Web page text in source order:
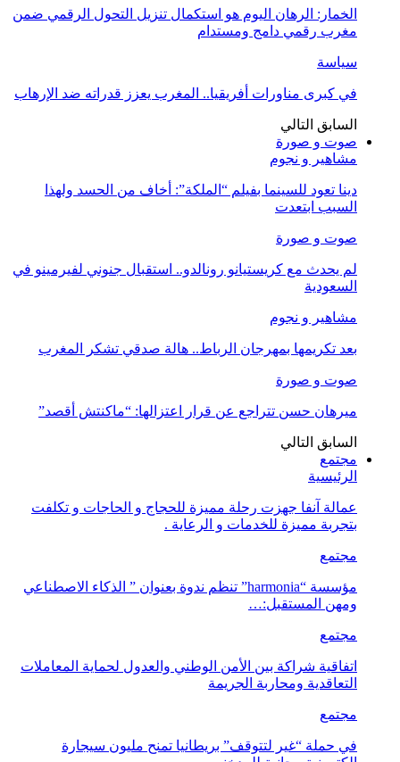
الخمار: الرهان اليوم هو استكمال تنزيل التحول الرقمي ضمن
مغرب رقمي دامج ومستدام
سياسة
في كبرى مناورات أفريقيا.. المغرب يعزز قدراته ضد الإرهاب
السابق التالي
صوت و صورة
مشاهير و نجوم
دينا تعود للسينما بفيلم “الملكة”: أخاف من الحسد ولهذا
السبب ابتعدت
صوت و صورة
لم يحدث مع كريستيانو رونالدو.. استقبال جنوني لفيرمينو في
السعودية
مشاهير و نجوم
بعد تكريمها بمهرجان الرباط.. هالة صدقي تشكر المغرب
صوت و صورة
ميرهان حسن تتراجع عن قرار اعتزالها: “ماكنتش أقصد”
السابق التالي
مجتمع
الرئيسية
عمالة آنفا جهزت رحلة مميزة للحجاج و الحاجات و تكلفت
بتجربة مميزة للخدمات و الرعاية .
مجتمع
مؤسسة “harmonia” تنظم ندوة بعنوان ” الذكاء الاصطناعي
ومهن المستقبل:…
مجتمع
اتفاقية شراكة بين الأمن الوطني والعدول لحماية المعاملات
التعاقدية ومحاربة الجريمة
مجتمع
في حملة “غير لتتوقف” بريطانيا تمنح مليون سيجارة